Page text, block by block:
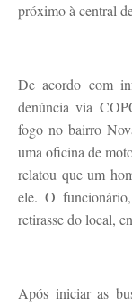
próximo à central
De acordo com
denúncia via
fogo no bairro
uma oficina de
relatou que um
ele. O
retirasse do local,
Após iniciar as